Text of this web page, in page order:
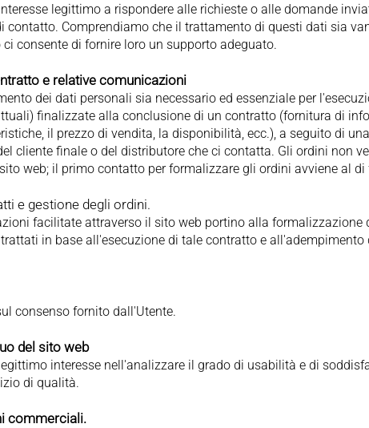
legittimo a rispondere alle richieste o alle domande
contatto. Comprendiamo che il trattamento di questi dati sia
consente di fornire loro un supporto adeguato.
e relative comunicazioni
dei dati personali sia necessario ed essenziale per
finalizzate alla conclusione di un contratto (fornitura di
il prezzo di vendita, la disponibilità, ecc.), a seguito di
cliente finale o del distributore che ci contatta. Gli ordini non
web; il primo contatto per formalizzare gli ordini avviene al di
e gestione degli ordini.
facilitate attraverso il sito web portino alla formalizzazione
in base all'esecuzione di tale contratto e
consenso fornito dall'Utente.
del sito web
interesse nell'analizzare il grado di usabilità e di
di qualità.
commerciali.